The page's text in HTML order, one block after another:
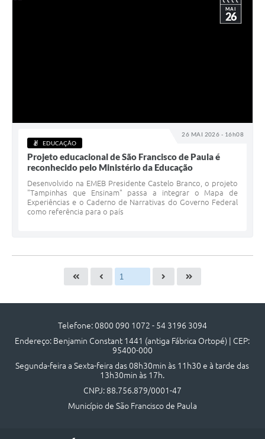
26 MAI 2026 - 16h08
MAI
26
EDUCAÇÃO
Projeto educacional de São Francisco de Paula é
reconhecido pelo Ministério da Educação
Desenvolvido na EMEB Presidente Castelo Branco, o projeto
"Tampinhas que Ensinam" passa a integrar o Mapa de
Experiências e o Caderno de Narrativas do Governo Federal
como referência para o país
Telefone: 0800 090 1072 - 54 3196 3094
Endereço: Benjamin Constant 1441 (antiga Fábrica Ortopé) | CEP:
95400-000
Segunda-feira a Sexta-feira das 08h30min às 11h30 e à tarde das
13h30min às 17h.
CNPJ: 88.756.879/0001-47
Município de São Francisco de Paula